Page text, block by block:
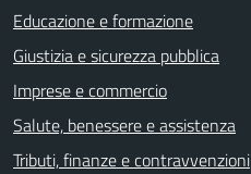
Educazione e formazione
Giustizia e sicurezza pubblica
Imprese e commercio
Salute, benessere e assistenza
Tributi, finanze e contravvenzioni